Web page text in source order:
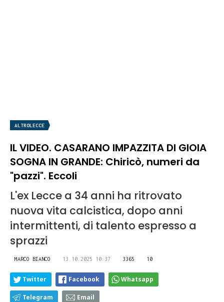
ALTROLECCE
IL VIDEO. CASARANO IMPAZZITA DI GIOIA
SOGNA IN GRANDE: Chiricò, numeri da
"pazzi". Eccoli
L'ex Lecce a 34 anni ha ritrovato
nuova vita calcistica, dopo anni
intermittenti, di talento espresso a
sprazzi
MARCO BIANCO 13.10.2025 10:37 3365 10
Twitter Facebook Whatsapp
Telegram Email